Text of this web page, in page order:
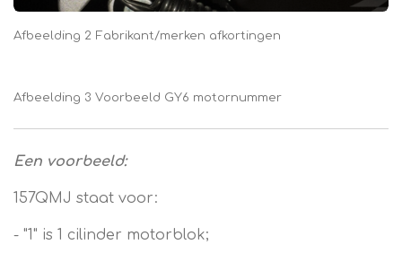
Afbeelding 2 Fabrikant/merken afkortingen
Afbeelding 3 Voorbeeld GY6 motornummer
Een voorbeeld:
157QMJ staat voor:
- "1" is 1 cilinder motorblok;